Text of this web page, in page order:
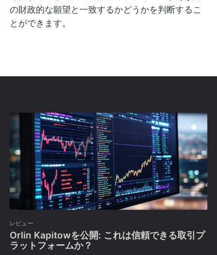
の財政的な願望と一致するかどうかを判断するこ
とができます。
レビュー
Orlin Kapitowを公開: これは信頼できる取引プ
ラットフォームか？